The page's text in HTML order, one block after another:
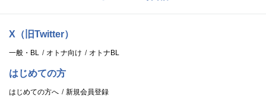
X（旧Twitter）
一般・BL オトナ向け オトナBL
はじめての方
はじめての方へ 新規会員登録